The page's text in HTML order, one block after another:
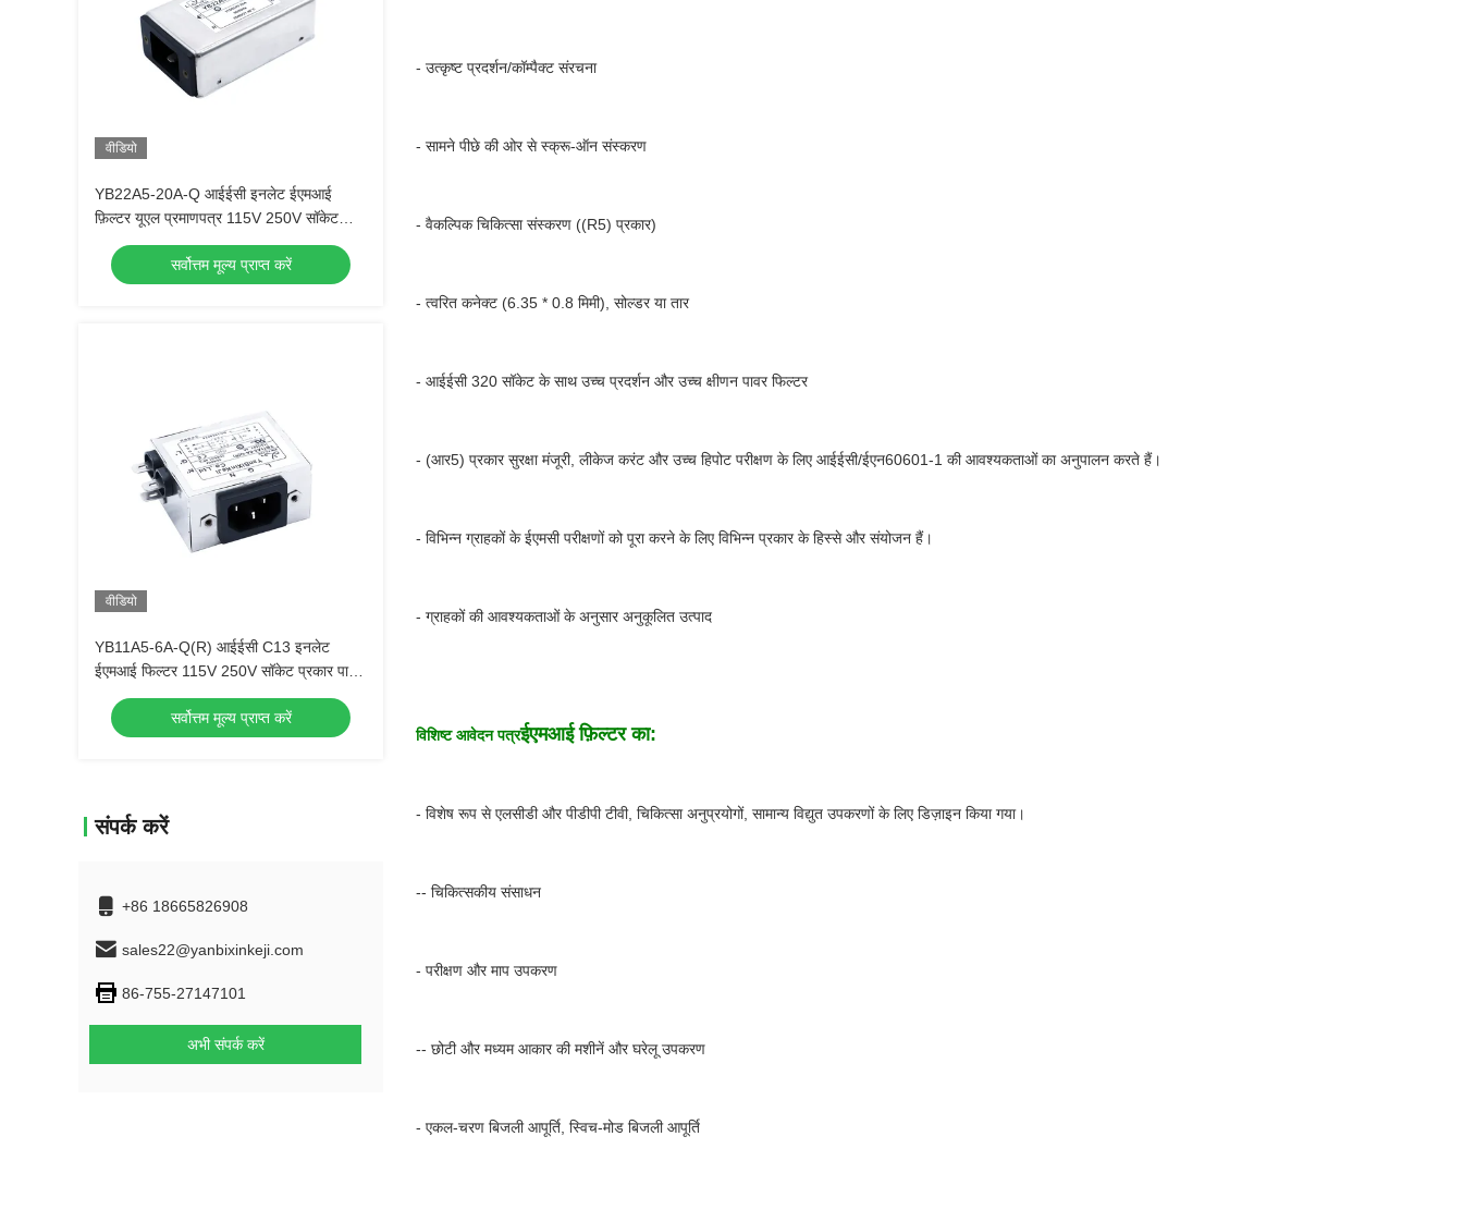
वीडियो
YB22A5-20A-Q आईईसी इनलेट ईएमआई
फ़िल्टर यूएल प्रमाणपत्र 115V 250V सॉकेट
प्रकार मुख्य फ़िल्टर
सर्वोत्तम मूल्य प्राप्त करें
वीडियो
YB11A5-6A-Q(R) आईईसी C13 इनलेट
ईएमआई फिल्टर 115V 250V सॉकेट प्रकार पावर
फिल्टर
सर्वोत्तम मूल्य प्राप्त करें
संपर्क करें
+86 18665826908
sales22@yanbixinkeji.com
86-755-27147101
अभी संपर्क करें
- उत्कृष्ट प्रदर्शन/कॉम्पैक्ट संरचना
- सामने पीछे की ओर से स्क्रू-ऑन संस्करण
- वैकल्पिक चिकित्सा संस्करण ((R5) प्रकार)
- त्वरित कनेक्ट (6.35 * 0.8 मिमी), सोल्डर या तार
- आईईसी 320 सॉकेट के साथ उच्च प्रदर्शन और उच्च क्षीणन पावर फिल्टर
- (आर5) प्रकार सुरक्षा मंजूरी, लीकेज करंट और उच्च हिपोट परीक्षण के लिए आईईसी/ईएन60601-1 की आवश्यकताओं का अनुपालन करते हैं।
- विभिन्न ग्राहकों के ईएमसी परीक्षणों को पूरा करने के लिए विभिन्न प्रकार के हिस्से और संयोजन हैं।
- ग्राहकों की आवश्यकताओं के अनुसार अनुकूलित उत्पाद
विशिष्ट आवेदन पत्रईएमआई फ़िल्टर का:
- विशेष रूप से एलसीडी और पीडीपी टीवी, चिकित्सा अनुप्रयोगों, सामान्य विद्युत उपकरणों के लिए डिज़ाइन किया गया।
-- चिकित्सकीय संसाधन
- परीक्षण और माप उपकरण
-- छोटी और मध्यम आकार की मशीनें और घरेलू उपकरण
- एकल-चरण बिजली आपूर्ति, स्विच-मोड बिजली आपूर्ति